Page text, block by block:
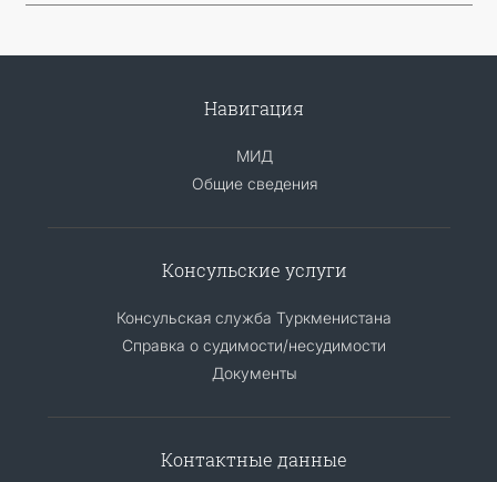
Навигация
МИД
Общие сведения
Консульские услуги
Консульская служба Туркменистана
Справка о судимости/несудимости
Документы
Контактные данные